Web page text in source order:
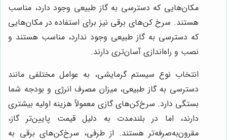
مکان‌هایی که دسترسی به گاز طبیعی وجود دارد، مناسب
هستند. سرخ کن‌های برقی نیز برای استفاده در مکان‌هایی
که دسترسی به گاز طبیعی وجود ندارد، مناسب هستند و
نصب و راه‌اندازی آسان‌تری دارند.
انتخاب نوع سیستم گرمایشی، به عوامل مختلفی مانند
دسترسی به گاز طبیعی، میزان مصرف انرژی و بودجه شما
بستگی دارد. سرخ‌کن‌های گازی معمولاً هزینه اولیه بیشتری
دارند، اما در بلندمدت به دلیل قیمت پایین‌تر گاز،
مقرون‌به‌صرفه‌تر هستند. از طرفی، سرخ‌کن‌های برقی به